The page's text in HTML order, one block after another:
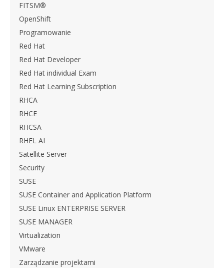
FITSM®
OpenShift
Programowanie
Red Hat
Red Hat Developer
Red Hat individual Exam
Red Hat Learning Subscription
RHCA
RHCE
RHCSA
RHEL AI
Satellite Server
Security
SUSE
SUSE Container and Application Platform
SUSE Linux ENTERPRISE SERVER
SUSE MANAGER
Virtualization
VMware
Zarządzanie projektami